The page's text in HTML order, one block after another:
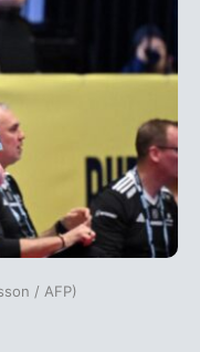
/ AFP)